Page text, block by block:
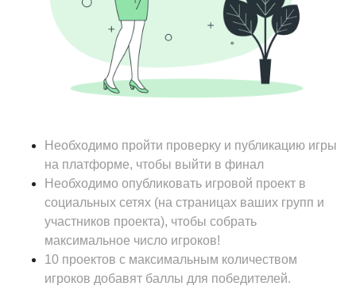
Необходимо пройти проверку и публикацию игры
на платформе, чтобы выйти в финал
Необходимо опубликовать игровой проект в
социальных сетях (на страницах ваших групп и
участников проекта), чтобы собрать
максимальное число игроков!
10 проектов с максимальным количеством
игроков добавят баллы для победителей.